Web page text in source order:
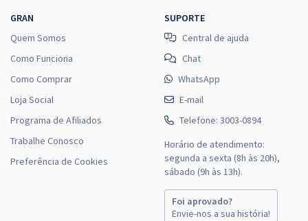
GRAN
Quem Somos
Como Funciona
Como Comprar
Loja Social
Programa de Afiliados
Trabalhe Conosco
Preferência de Cookies
SUPORTE
Central de ajuda
Chat
WhatsApp
E-mail
Telefone: 3003-0894
Horário de atendimento:
segunda a sexta (8h às 20h),
sábado (9h às 13h).
Foi aprovado?
Envie-nos a sua história!